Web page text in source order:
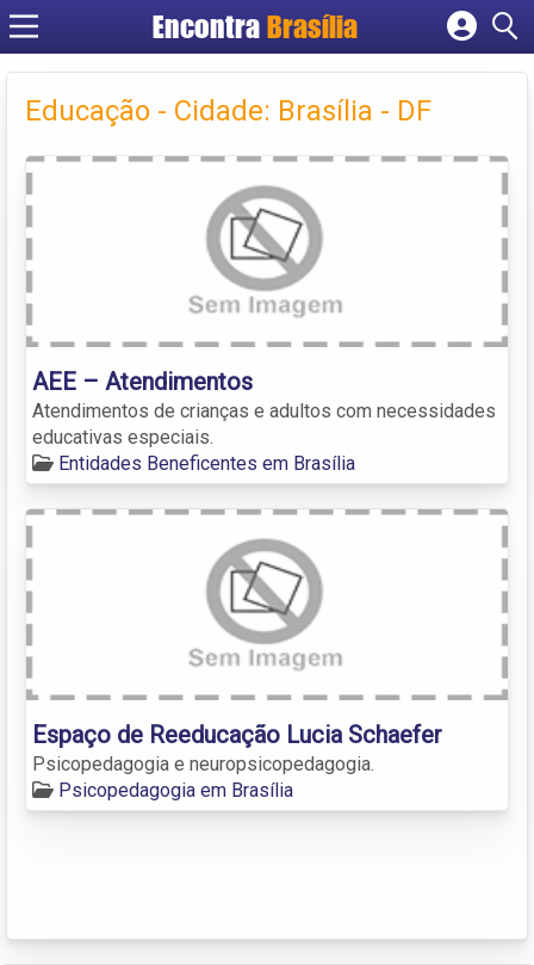
EncontraBrasília
Cadastrar empresa
Criar conta
Educação - Cidade: Brasília - DF
AEE – Atendimentos
Atendimentos de crianças e adultos com necessidades
educativas especiais.
Entidades Beneficentes em Brasília
Espaço de Reeducação Lucia Schaefer
Psicopedagogia e neuropsicopedagogia.
Psicopedagogia em Brasília